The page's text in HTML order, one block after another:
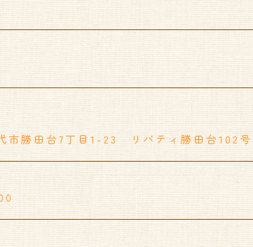
市勝田台7丁目1-23 リバティ勝田台102号